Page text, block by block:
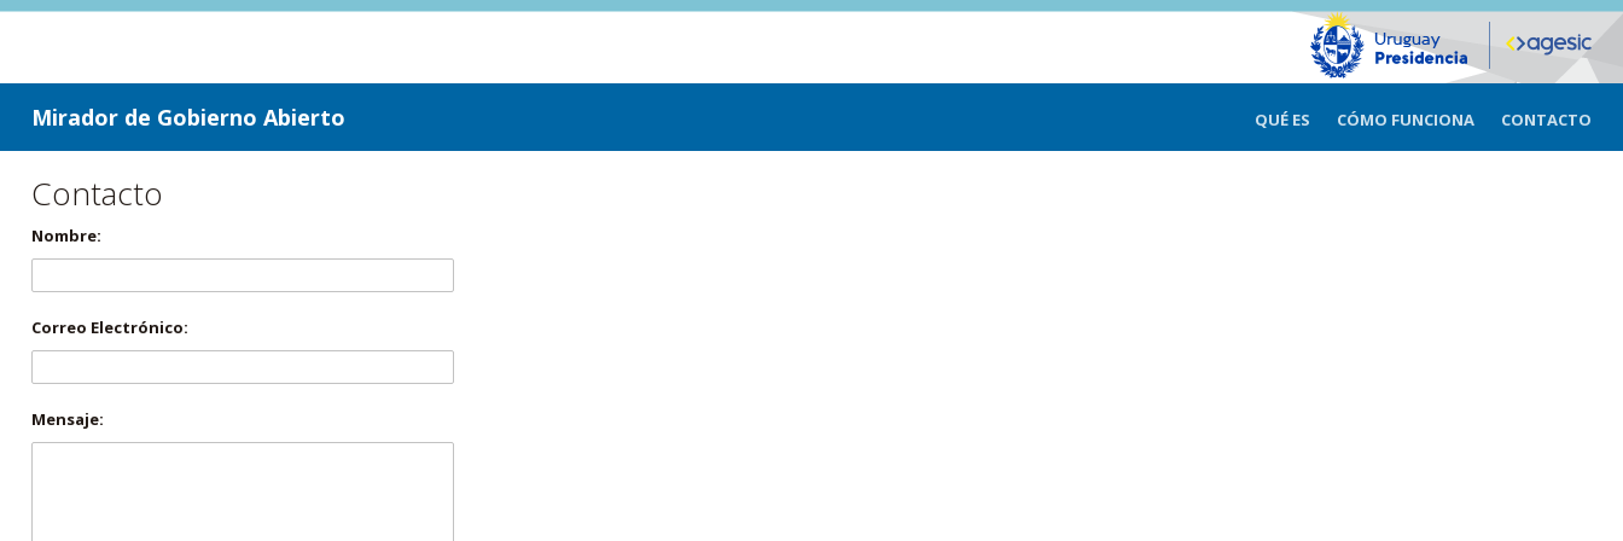
ir a contenido
ir al menú
Mirador de Gobierno Abierto QUÉ ES CÓMO FUNCIONA CONTACTO
Contacto
Nombre:
Correo Electrónico:
Mensaje: